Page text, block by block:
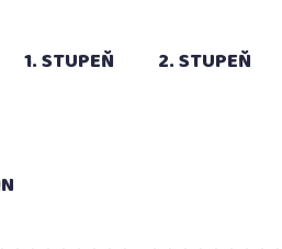
1. STUPEŇ 2. STUPEŇ